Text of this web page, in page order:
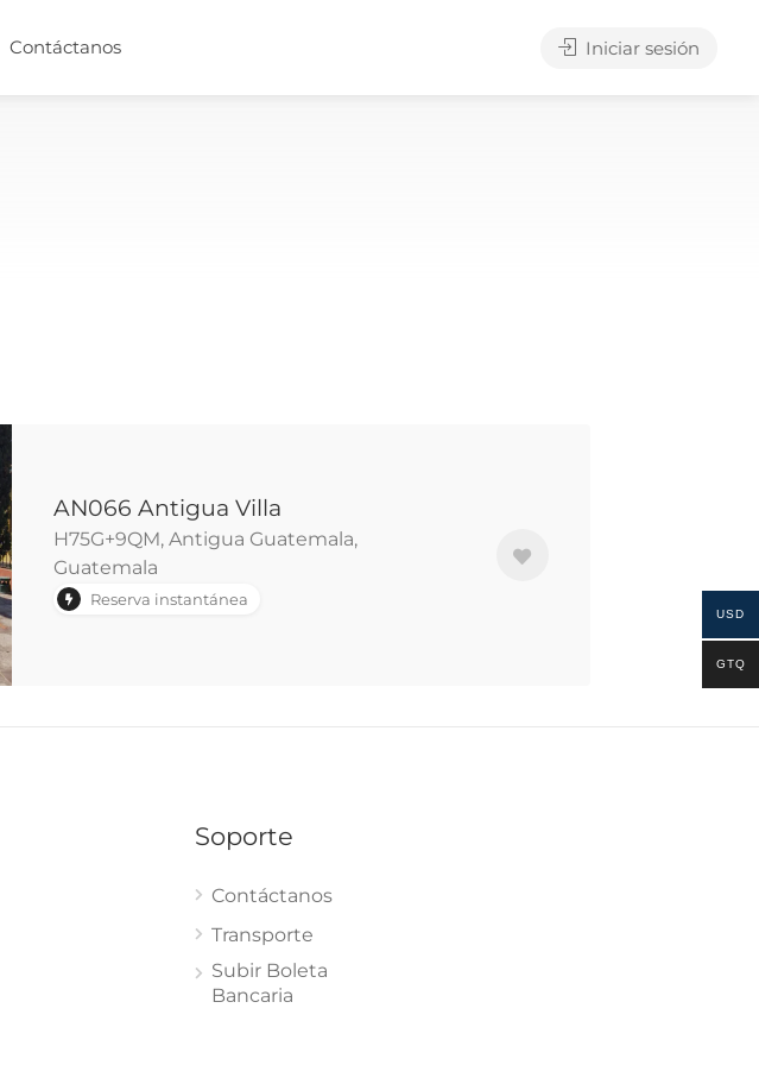
Contáctanos Iniciar sesión
AN066 Antigua Villa
H75G+9QM, Antigua Guatemala,
Guatemala
Reserva instantánea
Soporte
Contáctanos
Transporte
Subir Boleta
Bancaria
USD
GTQ